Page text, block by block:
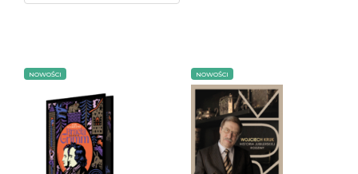
NOWOŚCI NOWOŚCI